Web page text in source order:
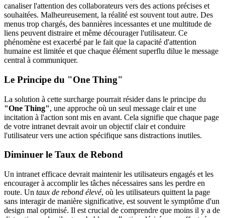
canaliser l'attention des collaborateurs vers des actions précises et
souhaitées. Malheureusement, la réalité est souvent tout autre. Des
menus trop chargés, des bannières incessantes et une multitude de
liens peuvent distraire et même décourager l'utilisateur. Ce
phénomène est exacerbé par le fait que la capacité d'attention
humaine est limitée et que chaque élément superflu dilue le message
central à communiquer.
Le Principe du "One Thing"
La solution à cette surcharge pourrait résider dans le principe du
"One Thing", une approche où un seul message clair et une
incitation à l'action sont mis en avant. Cela signifie que chaque page
de votre intranet devrait avoir un objectif clair et conduire
l'utilisateur vers une action spécifique sans distractions inutiles.
Diminuer le Taux de Rebond
Un intranet efficace devrait maintenir les utilisateurs engagés et les
encourager à accomplir les tâches nécessaires sans les perdre en
route. Un taux de rebond élevé, où les utilisateurs quittent la page
sans interagir de manière significative, est souvent le symptôme d'un
design mal optimisé. Il est crucial de comprendre que moins il y a de